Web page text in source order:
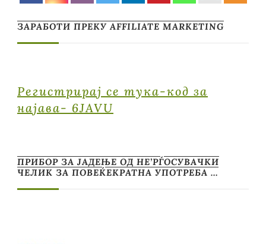
ЗАРАБОТИ ПРЕКУ AFFILIATE MARKETING
Регистрирај се тука-код за
најава- 6JAVU
ПРИБОР ЗА ЈАДЕЊЕ ОД НЕ’РЃОСУВАЧКИ
ЧЕЛИК ЗА ПОВЕЌЕКРАТНА УПОТРЕБА …